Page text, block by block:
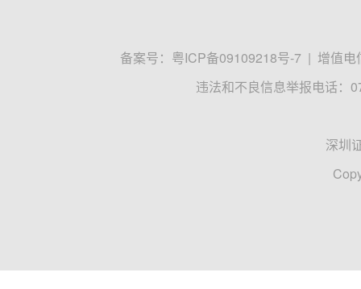
备案号： 粤ICP备09109218号-7 | 增值电
违法和不良信息举报电话：
深圳